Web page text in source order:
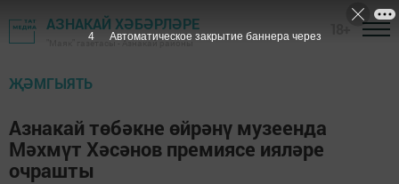
АЗНАКАЙ ХӘБӘРЛӘРЕ
"Маяк" газетасы - Азнакай районы
ҖӘМГЫЯТЬ
Азнакай төбәкне өйрәнү музеенда
Мәхмүт Хәсәнов премиясе ияләре
очрашты
3 Автоматическое закрытие баннера через